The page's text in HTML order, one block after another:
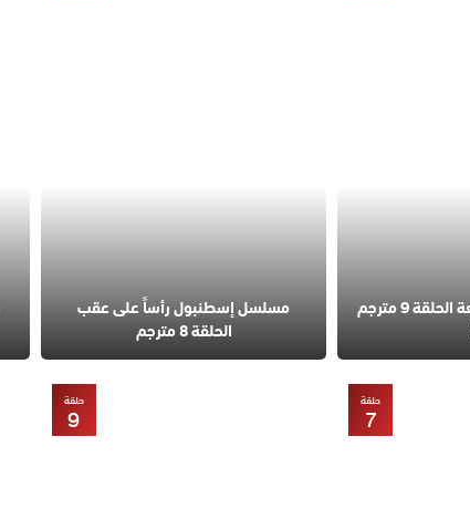
مسلسل قانون الطبيعة الحلقة 9 مترجم
مسلسل إسطنبول رأساً على عقب
الحلقة 8 مترجم
حلقة
7
حلقة
9